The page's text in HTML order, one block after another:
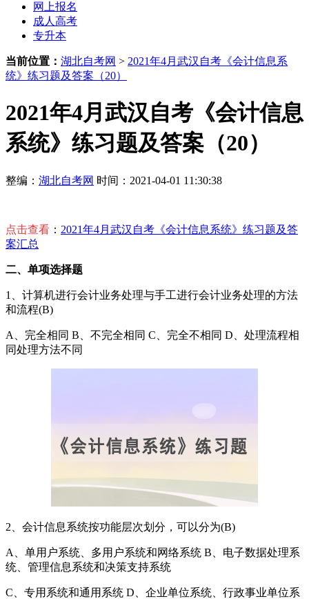
网上报名
成人高考
专升本
当前位置： 湖北自考网 > 2021年4月武汉自考《会计信息系
统》练习题及答案（20）
2021年4月武汉自考《会计信息
系统》练习题及答案（20）
整编： 湖北自考网 时间：2021-04-01 11:30:38
点击查看 ： 2021年4月武汉自考《会计信息系统》练习题及答
案汇总
二、单项选择题
1、计算机进行会计业务处理与手工进行会计业务处理的方法
和流程(B)
A、完全相同 B、不完全相同 C、完全不相同 D、处理流程相
同处理方法不同
2、会计信息系统按功能层次划分，可以分为(B)
A、单用户系统、多用户系统和网络系统 B、电子数据处理系
统、管理信息系统和决策支持系统
C、专用系统和通用系统 D、企业单位系统、行政事业单位系